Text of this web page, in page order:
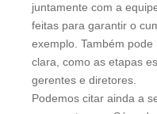
juntamente com a
feitas para garantir o
exemplo. Também
clara, como as etapas
gerentes e diretores.
Podemos citar ainda a